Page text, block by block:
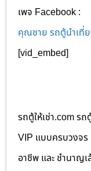
เพจ Facebook :
คุณชาย รถตู้นำเที่ย
[vid_embed]
รถตู้ให้เช่า.com ร
VIP แบบครบวงจ
อาชีพ และ ชำนาญ